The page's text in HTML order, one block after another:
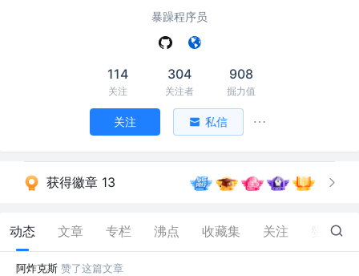
暴躁程序员
114
关注
304
关注者
908
掘力值
关注 私信
获得徽章 13
动态 文章 专栏 沸点 收藏集 关注 1.6K
阿炸克斯 赞了这篇文章